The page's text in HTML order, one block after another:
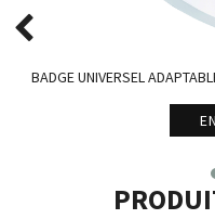
BADGE UNIVERSEL